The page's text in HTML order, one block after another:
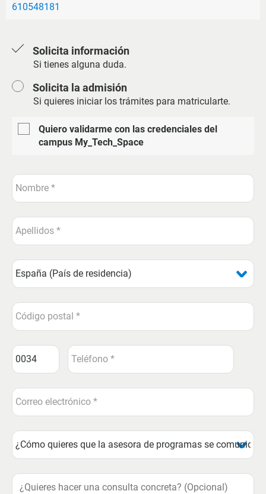
610548181
Solicita información
Si tienes alguna duda.
Solicita la admisión
Si quieres iniciar los trámites para matricularte.
Quiero validarme con las credenciales del
campus My_Tech_Space